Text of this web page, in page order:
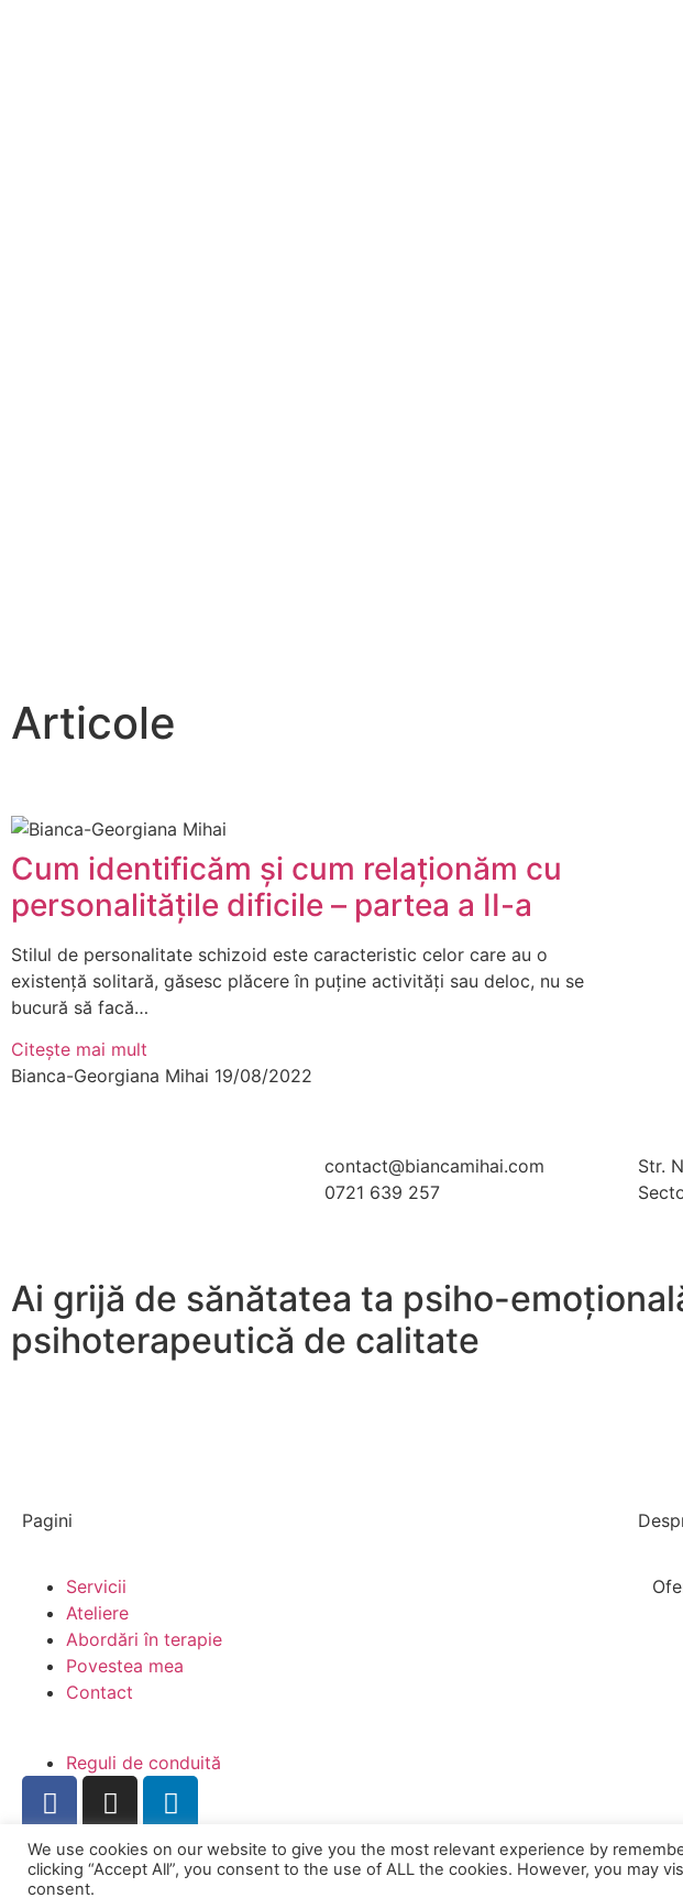
Articole
Cum identificăm și cum relaționăm cu
personalitățile dificile – partea a II-a
Stilul de personalitate schizoid este caracteristic celor care au o
existență solitară, găsesc plăcere în puține activități sau deloc, nu se
bucură să facă…
Citește mai mult
Bianca-Georgiana Mihai 19/08/2022
contact@biancamihai.com
0721 639 257
Str.
Ai grijă de sănătatea ta psiho-
psihoterapeutică de calitate
Pagini
Servicii
Ateliere
Abordări în terapie
Povestea mea
Contact
Reguli de conduită
- PSIBIA | Bianca Mihai
We use cookies on our website to give you the most relevant experience by
clicking “Accept All”, you consent to the use of ALL the cookies. However, you may
consent.